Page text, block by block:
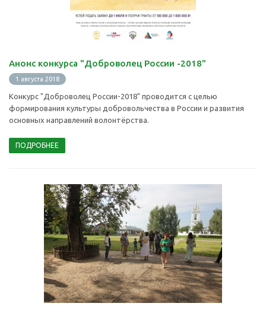
Анонс конкурса "Доброволец России -2018"
1 августа 2018
Конкурс "Доброволец России-2018" проводится с целью
формирования культуры добровольчества в России и развития
основных направлений волонтёрства.
ПОДРОБНЕЕ